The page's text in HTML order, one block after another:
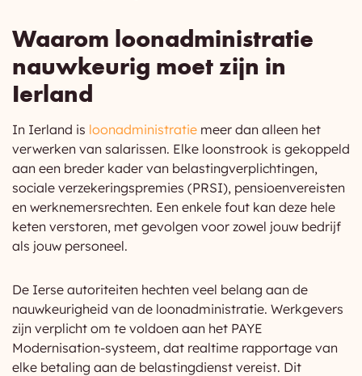
Waarom loonadministratie
nauwkeurig moet zijn in
Ierland
In Ierland is loonadministratie meer dan alleen het
verwerken van salarissen. Elke loonstrook is gekoppeld
aan een breder kader van belastingverplichtingen,
sociale verzekeringspremies (PRSI), pensioenvereisten
en werknemersrechten. Een enkele fout kan deze hele
keten verstoren, met gevolgen voor zowel jouw bedrijf
als jouw personeel.
De Ierse autoriteiten hechten veel belang aan de
nauwkeurigheid van de loonadministratie. Werkgevers
zijn verplicht om te voldoen aan het PAYE
Modernisation-systeem, dat realtime rapportage van
elke betaling aan de belastingdienst vereist. Dit